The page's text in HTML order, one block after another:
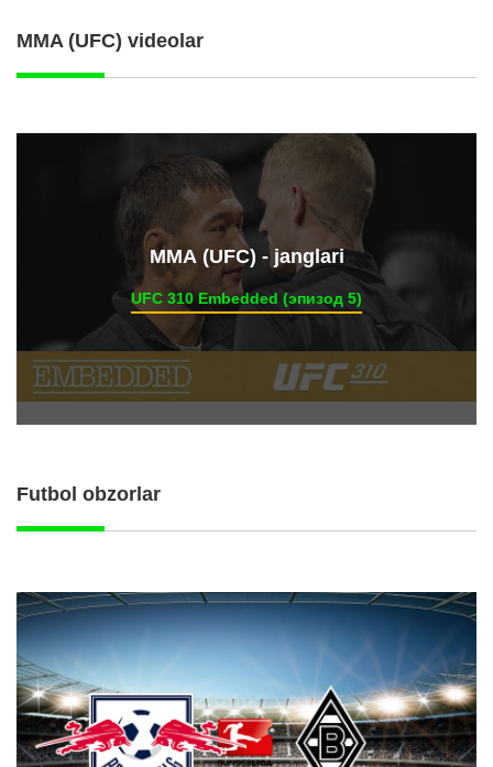
MMA (UFC) videolar
ММА (UFC) - janglari
UFC 310 Embedded (эпизод 5)
Futbol obzorlar